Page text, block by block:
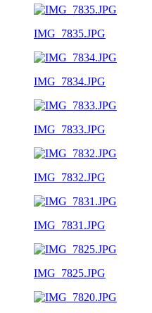
IMG_7835.JPG
IMG_7834.JPG
IMG_7833.JPG
IMG_7832.JPG
IMG_7831.JPG
IMG_7825.JPG